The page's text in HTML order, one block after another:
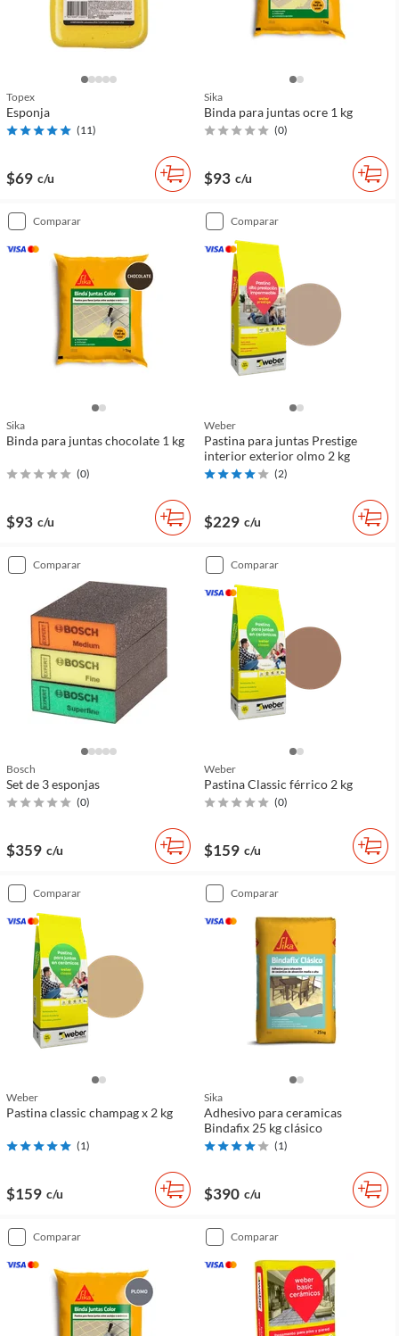
Topex
Esponja
(11)
$69 c/u
Sika
Binda para juntas ocre 1 kg
(0)
$93 c/u
comparar
Sika
Binda para juntas chocolate 1 kg
(0)
$93 c/u
comparar
Weber
Pastina para juntas Prestige
interior exterior olmo 2 kg
(2)
$229 c/u
comparar
Bosch
Set de 3 esponjas
(0)
$359 c/u
comparar
Weber
Pastina Classic férrico 2 kg
(0)
$159 c/u
comparar
Weber
Pastina classic champag x 2 kg
(1)
$159 c/u
comparar
Sika
Adhesivo para ceramicas
Bindafix 25 kg clásico
(1)
$390 c/u
comparar comparar